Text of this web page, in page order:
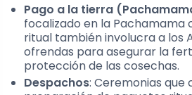
Pago a la tierra
focalizado en la Pachamama
ritual también involucra a los
ofrendas para asegurar la
protección de las cosechas.
Despachos: Ceremonias que